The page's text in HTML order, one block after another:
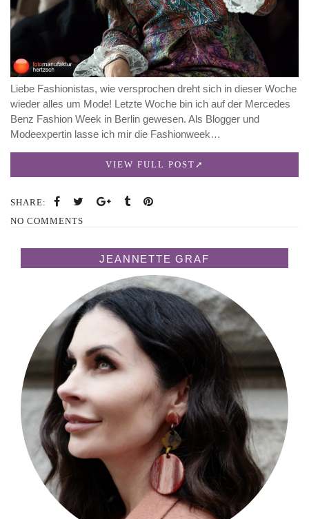
Liebe Fashionistas, wie versprochen dreht sich in dieser Woche
wieder alles um Mode! Letzte Woche bin ich auf der Mercedes
Benz Fashion Week in Berlin gewesen. Als Blogger und
Modeexpertin lasse ich mir die Fashionweek…
VIEW FULL POST
SHARE:
NO COMMENTS
JEANNETTE GRAF